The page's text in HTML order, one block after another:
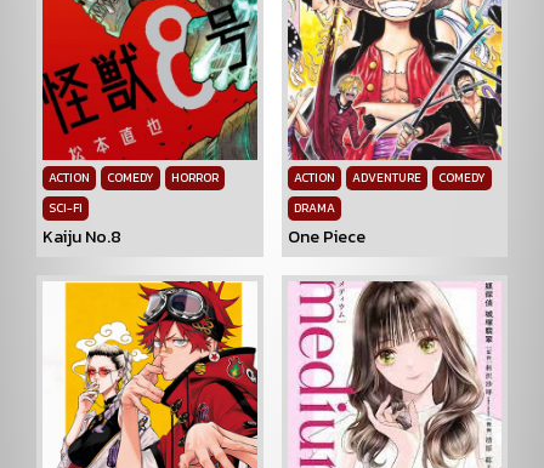
ACTION COMEDY
HORROR
SCI-FI
Kaiju No.8
ACTION ADVENTURE
COMEDY
DRAMA
One Piece